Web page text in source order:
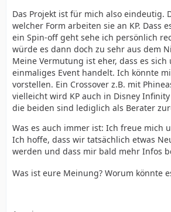
Das Projekt ist für mich also eindeutig.
welcher Form arbeiten sie an KP. Dass
ein Spin-off geht sehe ich persönlich
würde es dann doch zu sehr aus dem
Meine Vermutung ist eher, dass es sich
einmaliges Event handelt. Ich könnte
vorstellen. Ein Crossover z.B. mit
vielleicht wird KP auch in Disney
die beiden sind lediglich als Berater
Was es auch immer ist: Ich freue mich
Ich hoffe, dass wir tatsächlich etwas
werden und dass mir bald mehr Infos
Was ist eure Meinung? Worum könnte